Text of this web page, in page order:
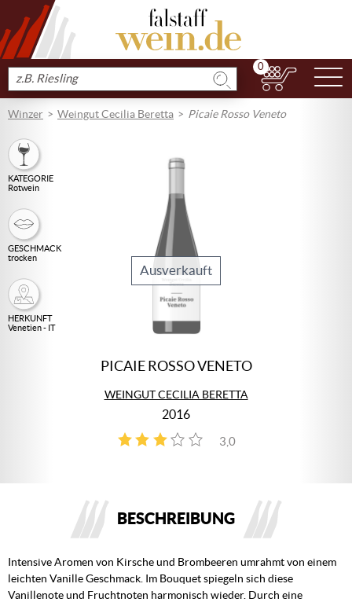
Produkt
suchen
0
Winzer Weingut Cecilia Beretta Picaie Rosso Veneto
KATEGORIE
Rotwein
GESCHMACK
trocken
HERKUNFT
Venetien - IT
Ausverkauft
PICAIE ROSSO VENETO
WEINGUT CECILIA BERETTA
2016
3,0
1
BESCHREIBUNG
Intensive Aromen von Kirsche und Brombeeren umrahmt von einem
leichten Vanille Geschmack. Im Bouquet spiegeln sich diese
Vanillenote und Fruchtnoten harmonisch wieder. Durch eine